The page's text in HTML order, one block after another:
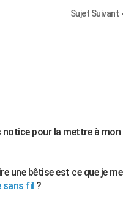
Sujet Suivant
pour la mettre à mon
une bêtise est ce que je me
sans fil ?